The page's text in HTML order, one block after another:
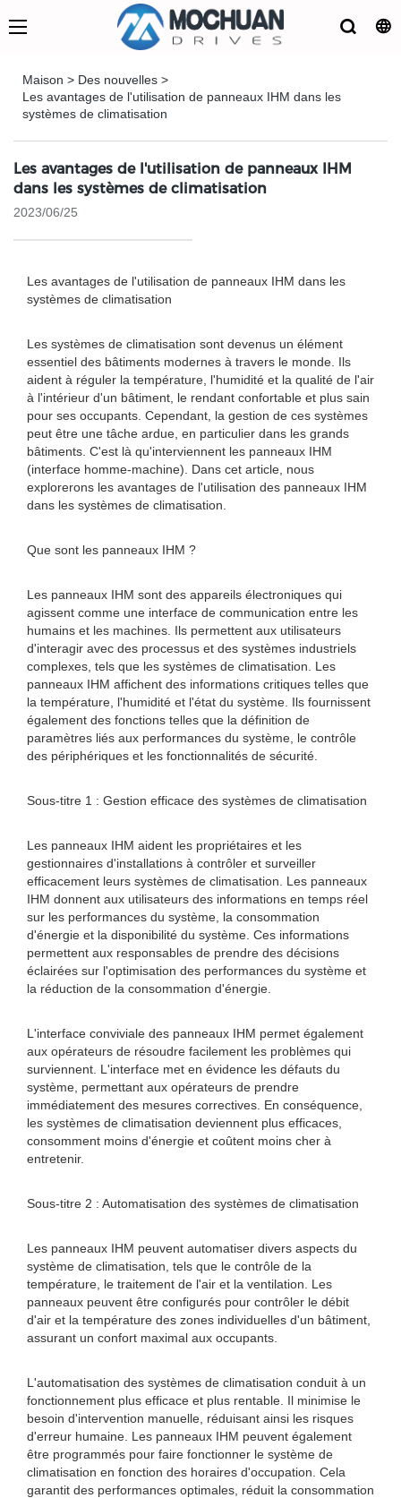
Maison > Des nouvelles >
Les avantages de l'utilisation de panneaux IHM dans les
systèmes de climatisation
Les avantages de l'utilisation de panneaux IHM
dans les systèmes de climatisation
2023/06/25
Les avantages de l'utilisation de panneaux IHM dans les
systèmes de climatisation
Les systèmes de climatisation sont devenus un élément
essentiel des bâtiments modernes à travers le monde. Ils
aident à réguler la température, l'humidité et la qualité de l'air
à l'intérieur d'un bâtiment, le rendant confortable et plus sain
pour ses occupants. Cependant, la gestion de ces systèmes
peut être une tâche ardue, en particulier dans les grands
bâtiments. C'est là qu'interviennent les panneaux IHM
(interface homme-machine). Dans cet article, nous
explorerons les avantages de l'utilisation des panneaux IHM
dans les systèmes de climatisation.
Que sont les panneaux IHM ?
Les panneaux IHM sont des appareils électroniques qui
agissent comme une interface de communication entre les
humains et les machines. Ils permettent aux utilisateurs
d'interagir avec des processus et des systèmes industriels
complexes, tels que les systèmes de climatisation. Les
panneaux IHM affichent des informations critiques telles que
la température, l'humidité et l'état du système. Ils fournissent
également des fonctions telles que la définition de
paramètres liés aux performances du système, le contrôle
des périphériques et les fonctionnalités de sécurité.
Sous-titre 1 : Gestion efficace des systèmes de climatisation
Les panneaux IHM aident les propriétaires et les
gestionnaires d'installations à contrôler et surveiller
efficacement leurs systèmes de climatisation. Les panneaux
IHM donnent aux utilisateurs des informations en temps réel
sur les performances du système, la consommation
d'énergie et la disponibilité du système. Ces informations
permettent aux responsables de prendre des décisions
éclairées sur l'optimisation des performances du système et
la réduction de la consommation d'énergie.
L'interface conviviale des panneaux IHM permet également
aux opérateurs de résoudre facilement les problèmes qui
surviennent. L'interface met en évidence les défauts du
système, permettant aux opérateurs de prendre
immédiatement des mesures correctives. En conséquence,
les systèmes de climatisation deviennent plus efficaces,
consomment moins d'énergie et coûtent moins cher à
entretenir.
Sous-titre 2 : Automatisation des systèmes de climatisation
Les panneaux IHM peuvent automatiser divers aspects du
système de climatisation, tels que le contrôle de la
température, le traitement de l'air et la ventilation. Les
panneaux peuvent être configurés pour contrôler le débit
d'air et la température des zones individuelles d'un bâtiment,
assurant un confort maximal aux occupants.
L'automatisation des systèmes de climatisation conduit à un
fonctionnement plus efficace et plus rentable. Il minimise le
besoin d'intervention manuelle, réduisant ainsi les risques
d'erreur humaine. Les panneaux IHM peuvent également
être programmés pour faire fonctionner le système de
climatisation en fonction des horaires d'occupation. Cela
garantit des performances optimales, réduit la consommation